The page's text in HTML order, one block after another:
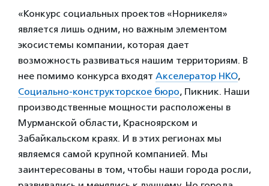
«Конкурс социальных проектов «Норникеля»
является лишь одним, но важным элементом
экосистемы компании, которая дает
возможность развиваться нашим территориям. В
нее помимо конкурса входят Акселератор НКО,
Социально-конструкторское бюро, Пикник. Наши
производственные мощности расположены в
Мурманской области, Красноярском и
Забайкальском краях. И в этих регионах мы
являемся самой крупной компанией. Мы
заинтересованы в том, чтобы наши города росли,